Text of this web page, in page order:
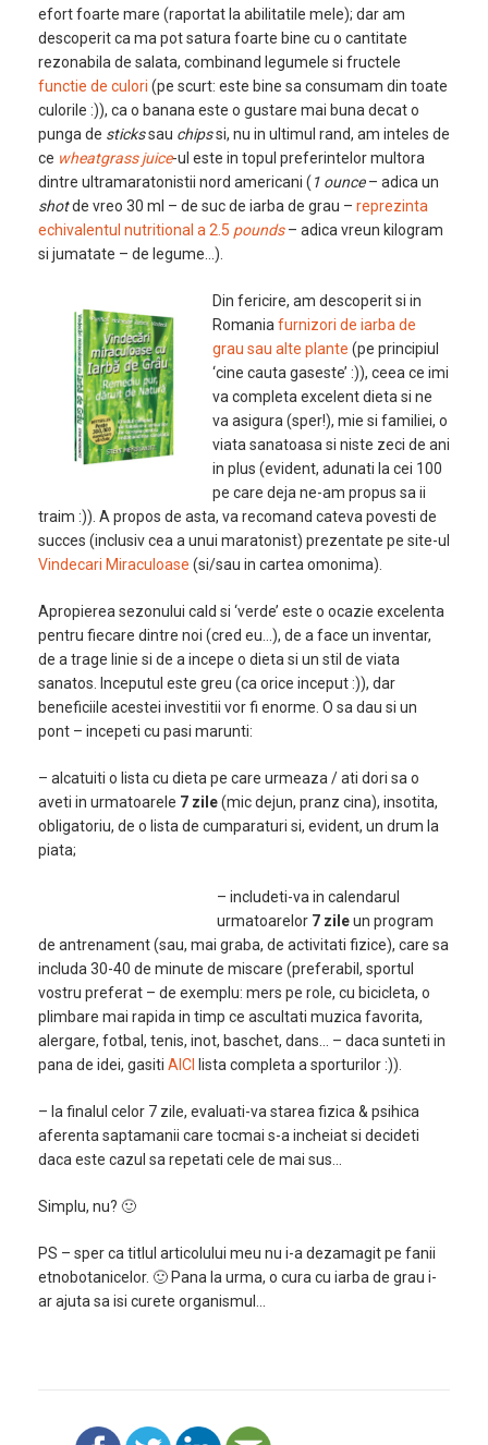
efort foarte mare (raportat la abilitatile mele); dar am
descoperit ca ma pot satura foarte bine cu o cantitate
rezonabila de salata, combinand legumele si fructele
functie de culori (pe scurt: este bine sa consumam din toate
culorile :)), ca o banana este o gustare mai buna decat o
punga de stickssau chipssi, nu in ultimul rand, am inteles de
ce wheatgrass juice-ul este in topul preferintelor multora
dintre ultramaratonistii nord americani ( 1 ounce– adica un
shotde vreo 30 ml – de suc de iarba de grau – reprezinta
echivalentul nutritional a 2.5 pounds– adica vreun kilogram
si jumatate – de legume…).
Din fericire, am descoperit si in
Romania furnizori de iarba de
grau sau alte plante (pe principiul
‘cine cauta gaseste’ :)), ceea ce imi
va completa excelent dieta si ne
va asigura (sper!), mie si familiei, o
viata sanatoasa si niste zeci de ani
in plus (evident, adunati la cei 100
pe care deja ne-am propus sa ii
traim :)). A propos de asta, va recomand cateva povesti de
succes (inclusiv cea a unui maratonist) prezentate pe site-ul
Vindecari Miraculoase (si/sau in cartea omonima).
Apropierea sezonului cald si ‘verde’ este o ocazie excelenta
pentru fiecare dintre noi (cred eu…), de a face un inventar,
de a trage linie si de a incepe o dieta si un stil de viata
sanatos. Inceputul este greu (ca orice inceput :)), dar
beneficiile acestei investitii vor fi enorme. O sa dau si un
pont – incepeti cu pasi marunti:
– alcatuiti o lista cu dieta pe care urmeaza / ati dori sa o
aveti in urmatoarele 7 zile(mic dejun, pranz cina), insotita,
obligatoriu, de o lista de cumparaturi si, evident, un drum la
piata;
– includeti-va in calendarul
urmatoarelor 7 zileun program
de antrenament (sau, mai graba, de activitati fizice), care sa
includa 30-40 de minute de miscare (preferabil, sportul
vostru preferat – de exemplu: mers pe role, cu bicicleta, o
plimbare mai rapida in timp ce ascultati muzica favorita,
alergare, fotbal, tenis, inot, baschet, dans… – daca sunteti in
pana de idei, gasiti AICI lista completa a sporturilor :)).
– la finalul celor 7 zile, evaluati-va starea fizica & psihica
aferenta saptamanii care tocmai s-a incheiat si decideti
daca este cazul sa repetati cele de mai sus…
Simplu, nu? 🙂
PS – sper ca titlul articolului meu nu i-a dezamagit pe fanii
etnobotanicelor. 🙂 Pana la urma, o cura cu iarba de grau i-
ar ajuta sa isi curete organismul…